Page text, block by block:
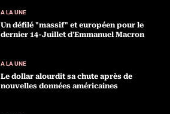
A LA UNE
Un défilé "massif" et européen pour le
dernier 14-Juillet d'Emmanuel Macron
A LA UNE
Le dollar alourdit sa chute après de
nouvelles données américaines